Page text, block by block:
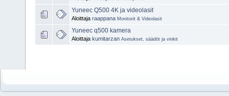
Yuneec Q500 4K ja videolasit
Aloittaja raappana Monitorit & Videolasit
Yuneec q500 kamera
Aloittaja kumitarzan Asetukset, säädöt ja vinkit